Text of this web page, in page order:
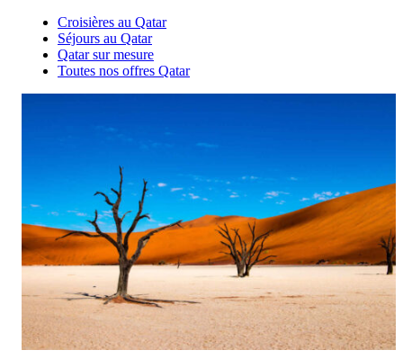
Croisières au Qatar
Séjours au Qatar
Qatar sur mesure
Toutes nos offres Qatar